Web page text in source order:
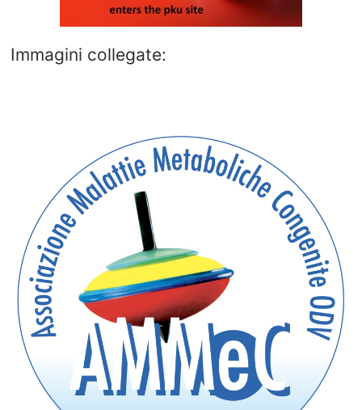
Immagini collegate: